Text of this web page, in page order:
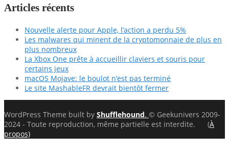
Articles récents
Nouvelle alerte pour Apple, l’action a perdu 5%
Les malwares qui minent de la cryptomonnaie de plus en
plus nombreux
La Xbox One prête à accueillir claviers et souris pour
certains jeux
macOS Mojave: le boulot n’est pas terminé
Le site MashableFR devrait bientôt fermer
WordPress Theme built by Shufflehound. © Geekunivers 2009-
2024 - Toute reproduction, même partielle est interdite. (À
propos)